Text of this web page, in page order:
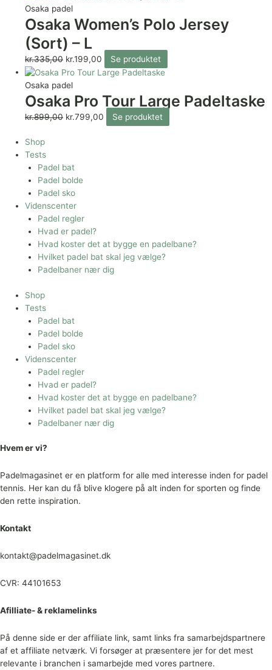
Osaka padel
Osaka Women’s Polo Jersey
(Sort) – L
kr.335,00 kr.199,00 Se produktet
Osaka padel
Osaka Pro Tour Large Padeltaske
kr.899,00 kr.799,00 Se produktet
Shop
Tests
Padel bat
Padel bolde
Padel sko
Videnscenter
Padel regler
Hvad er padel?
Hvad koster det at bygge en padelbane?
Hvilket padel bat skal jeg vælge?
Padelbaner nær dig
Shop
Tests
Padel bat
Padel bolde
Padel sko
Videnscenter
Padel regler
Hvad er padel?
Hvad koster det at bygge en padelbane?
Hvilket padel bat skal jeg vælge?
Padelbaner nær dig
Hvem er vi?
Padelmagasinet er en platform for alle med interesse inden for padel
tennis. Her kan du få blive klogere på alt inden for sporten og finde
den rette inspiration.
Kontakt
kontakt@padelmagasinet.dk
CVR: 44101653
Afilliate- & reklamelinks
På denne side er der affiliate link, samt links fra samarbejdspartnere
af et affiliate netværk. Vi forsøger at præsentere jer for det mest
relevante i branchen i samarbejde med vores partnere.